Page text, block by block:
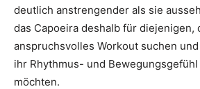
deutlich anstrengender als sie
das Capoeira deshalb für diejenigen,
anspruchsvolles Workout suchen
ihr Rhythmus- und
möchten.